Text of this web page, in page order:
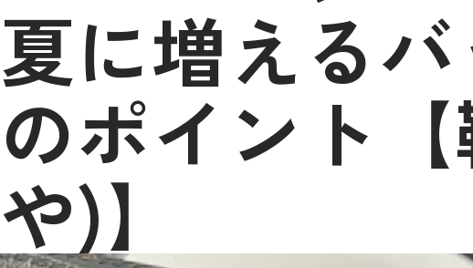
夏に増える
のポイント
や)】